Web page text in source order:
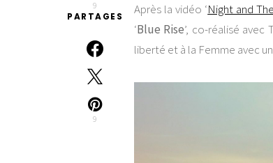
9
PARTAGES
9
Après la vidéo ‘Night and
‘Blue Rise’, co-réalisé
liberté et à la Femme avec